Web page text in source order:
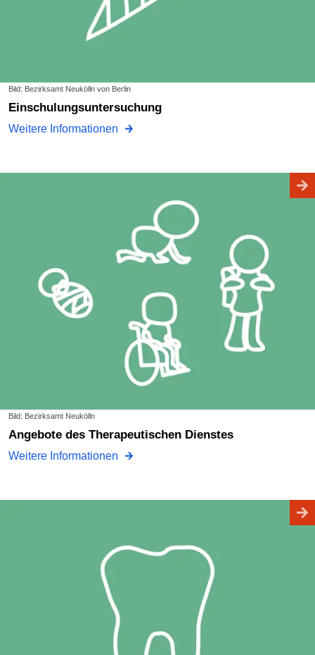
Bild: Bezirksamt Neukölln von Berlin
Einschulungsuntersuchung
Weitere Informationen
Bild: Bezirksamt Neukölln
Angebote des Therapeutischen Dienstes
Weitere Informationen